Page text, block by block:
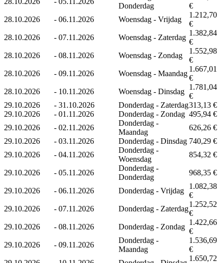
Donderdag
€
28.10.2026
- 06.11.2026 Woensdag - Vrijdag
1.212,70
€
28.10.2026
- 07.11.2026 Woensdag - Zaterdag
1.382,84
€
28.10.2026
- 08.11.2026 Woensdag - Zondag
1.552,98
€
28.10.2026
- 09.11.2026 Woensdag - Maandag
1.667,01
€
28.10.2026
- 10.11.2026 Woensdag - Dinsdag
1.781,04
€
29.10.2026
- 31.10.2026 Donderdag - Zaterdag313,13 €
29.10.2026
- 01.11.2026 Donderdag - Zondag 495,94 €
29.10.2026
- 02.11.2026
Donderdag -
Maandag
626,26 €
29.10.2026
- 03.11.2026 Donderdag - Dinsdag 740,29 €
29.10.2026
- 04.11.2026
Donderdag -
Woensdag
854,32 €
29.10.2026 - 05.11.2026
Donderdag -
Donderdag
968,35 €
29.10.2026 - 06.11.2026 Donderdag - Vrijdag
1.082,38
€
29.10.2026
- 07.11.2026 Donderdag - Zaterdag
1.252,52
€
29.10.2026
- 08.11.2026 Donderdag - Zondag
1.422,66
€
29.10.2026
- 09.11.2026
Donderdag -
Maandag
1.536,69
€
1.650,72